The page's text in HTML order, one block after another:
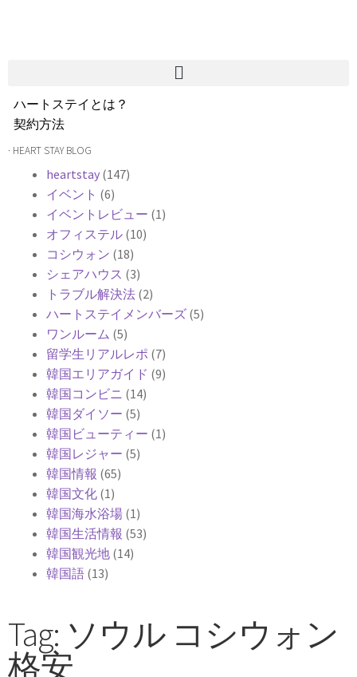
ハートステイとは？
契約方法
韓国不動産情報
よくある質問
Heartee
· HEART STAY BLOG
heartstay (147)
イベント (6)
イベントレビュー (1)
オフィステル (10)
コシウォン (18)
シェアハウス (3)
トラブル解決法 (2)
ハートステイメンバーズ (5)
ワンルーム (5)
留学生リアルレポ (7)
韓国エリアガイド (9)
韓国コンビニ (14)
韓国ダイソー (5)
韓国ビューティー (1)
韓国レジャー (5)
韓国情報 (65)
韓国文化 (1)
韓国海水浴場 (1)
韓国生活情報 (53)
韓国観光地 (14)
韓国語 (13)
Tag: ソウル コシウォン
格安